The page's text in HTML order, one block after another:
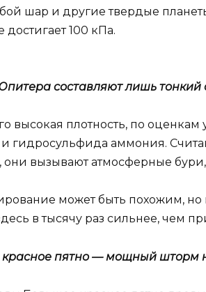
шар и другие твердые
достигает 100 кПа.
составляют лишь тонкий
высокая плотность, по оценкам
гидросульфида аммония.
они вызывают атмосферные
может быть похожим,
в тысячу раз сильнее, чем
пятно — мощный шторм